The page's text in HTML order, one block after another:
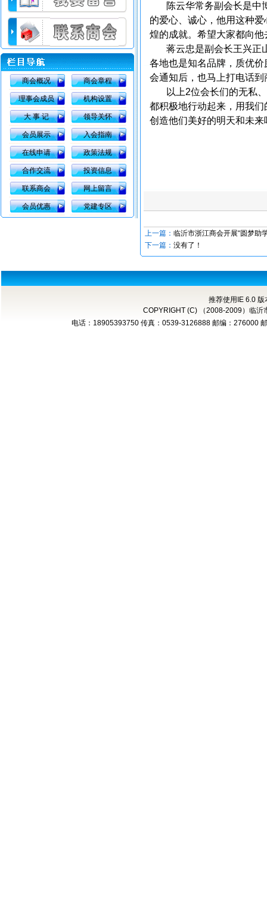
商会概况 商会章程
理事会成员 机构设置
大 事 记 领导关怀
会员展示 入会指南
在线申请 政策法规
合作交流 投资信息
联系商会 网上留言
会员优惠 党建专区
陈云华常务副会长是中博
的爱心、诚心，他用这种
煌的成就。希望大家都向他
蒋云忠是副会长王兴正山
各地也是知名品牌，质优
会通知后，也马上打电话
以上2位会长们的无私、
都积极地行动起来，用我
创造他们美好的明天和未来
上一篇： 临沂市浙江商会开展“圆梦助
下一篇： 没有了！
推荐使用IE 6.0
COPYRIGHT (C) （2008-2009）临
电话：18905393750 传真：0539-3126888 邮编：276000